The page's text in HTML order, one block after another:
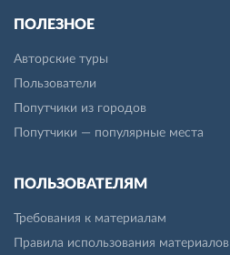
ПОЛЕЗНОЕ
Авторские туры
Пользователи
Попутчики из городов
Попутчики — популярные места
ПОЛЬЗОВАТЕЛЯМ
Требования к материалам
Правила использования материалов